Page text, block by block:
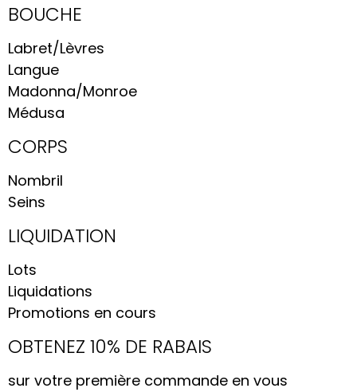
BOUCHE
Labret/Lèvres
Langue
Madonna/Monroe
Médusa
CORPS
Nombril
Seins
LIQUIDATION
Lots
Liquidations
Promotions en cours
OBTENEZ 10% DE RABAIS
sur votre première commande en vous